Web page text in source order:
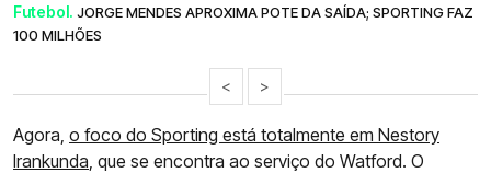
Futebol. JORGE MENDES APROXIMA POTE DA SAÍDA; SPORTING FAZ
100 MILHÕES
< >
Agora, o foco do Sporting está totalmente em Nestory
Irankunda , que se encontra ao serviço do Watford. O